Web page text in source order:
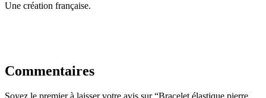
Une création française.
Commentaires